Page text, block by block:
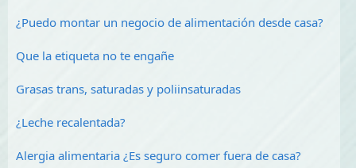
¿Puedo montar un negocio de alimentación desde casa?
Que la etiqueta no te engañe
Grasas trans, saturadas y poliinsaturadas
¿Leche recalentada?
Alergia alimentaria ¿Es seguro comer fuera de casa?